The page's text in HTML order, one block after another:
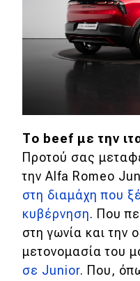
Το beef με την
Προτού σας
την Alfa Romeo
στη διαμάχη που
κυβέρνηση. Που
στη γωνία και την
μετονομασία του
σε Junior. Που,